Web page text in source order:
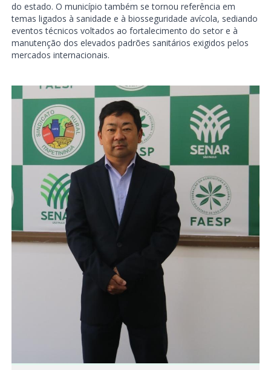
do estado. O município também se tornou referência em
temas ligados à sanidade e à biosseguridade avícola, sediando
eventos técnicos voltados ao fortalecimento do setor e à
manutenção dos elevados padrões sanitários exigidos pelos
mercados internacionais.